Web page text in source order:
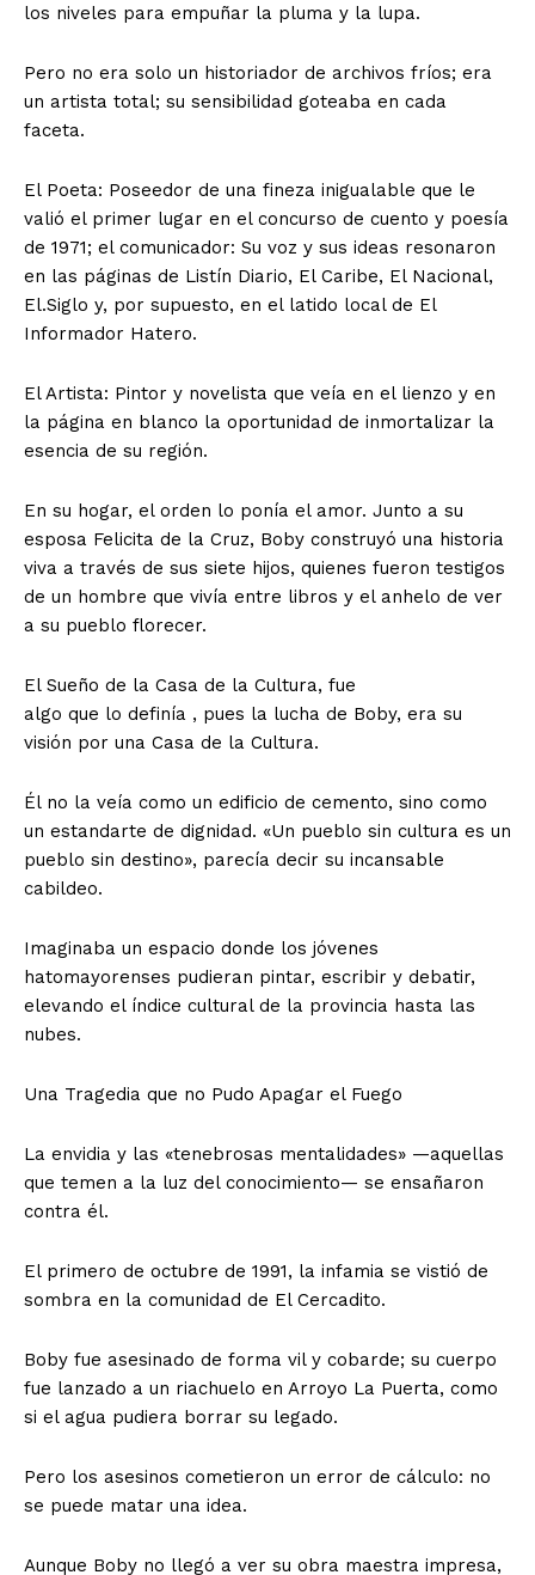
los niveles para empuñar la pluma y la lupa.
Pero no era solo un historiador de archivos fríos; era
un artista total; su sensibilidad goteaba en cada
faceta.
​El Poeta: Poseedor de una fineza inigualable que le
valió el primer lugar en el concurso de cuento y poesía
de 1971; el comunicador: Su voz y sus ideas resonaron
en las páginas de Listín Diario, El Caribe, El Nacional,
El.Siglo y, por supuesto, en el latido local de El
Informador Hatero.
​El Artista: Pintor y novelista que veía en el lienzo y en
la página en blanco la oportunidad de inmortalizar la
esencia de su región.
​En su hogar, el orden lo ponía el amor. Junto a su
esposa Felicita de la Cruz, Boby construyó una historia
viva a través de sus siete hijos, quienes fueron testigos
de un hombre que vivía entre libros y el anhelo de ver
a su pueblo florecer.
​El Sueño de la Casa de la Cultura, fue
​algo que lo definía , pues la lucha de Boby, era su
visión por una Casa de la Cultura.
Él no la veía como un edificio de cemento, sino como
un estandarte de dignidad. «Un pueblo sin cultura es un
pueblo sin destino», parecía decir su incansable
cabildeo.
Imaginaba un espacio donde los jóvenes
hatomayorenses pudieran pintar, escribir y debatir,
elevando el índice cultural de la provincia hasta las
nubes.
​Una Tragedia que no Pudo Apagar el Fuego
​La envidia y las «tenebrosas mentalidades» —aquellas
que temen a la luz del conocimiento— se ensañaron
contra él.
El primero de octubre de 1991, la infamia se vistió de
sombra en la comunidad de El Cercadito.
Boby fue asesinado de forma vil y cobarde; su cuerpo
fue lanzado a un riachuelo en Arroyo La Puerta, como
si el agua pudiera borrar su legado.
​Pero los asesinos cometieron un error de cálculo: no
se puede matar una idea.
​Aunque Boby no llegó a ver su obra maestra impresa,